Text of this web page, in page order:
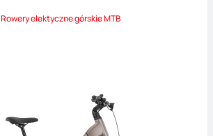
Rowery elektyczne górskie MTB